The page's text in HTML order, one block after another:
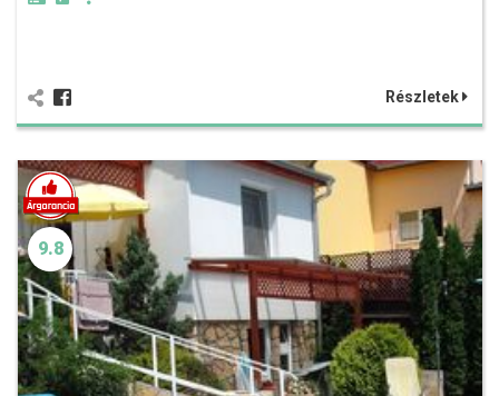
Részletek
9.8